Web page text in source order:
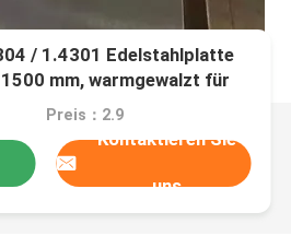
/ 1.4301 Edelstahlplatte
mm, warmgewalzt für
Preis：2.9
Kontaktieren Sie
uns